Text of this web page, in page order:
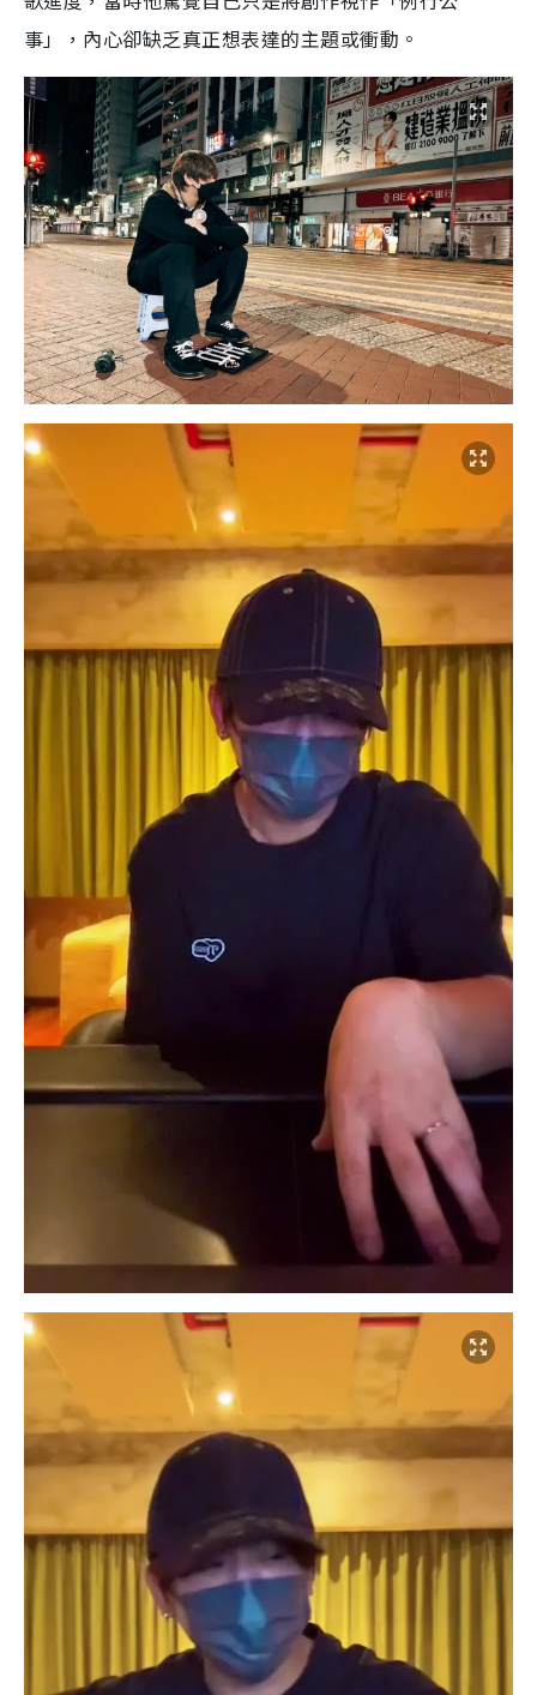
事」，內心卻缺乏真正想表達的主題或衝動。